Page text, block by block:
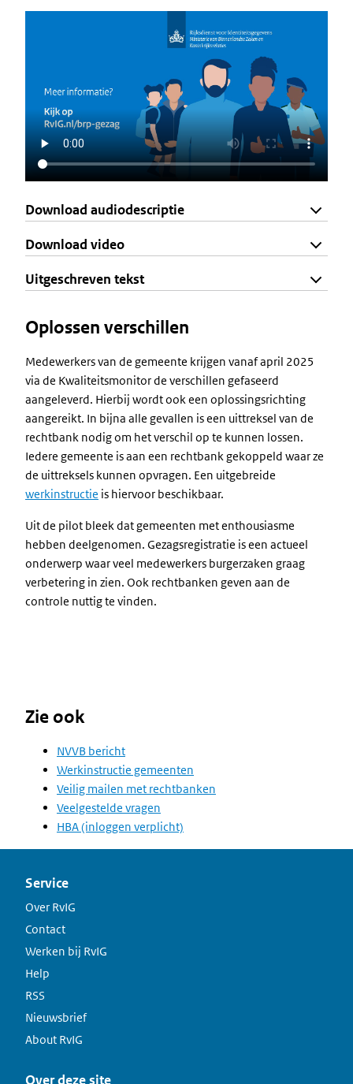
Download audiodescriptie
Download video
Uitgeschreven tekst
Oplossen verschillen
Medewerkers van de gemeente krijgen vanaf april 2025
via de Kwaliteitsmonitor de verschillen gefaseerd
aangeleverd. Hierbij wordt ook een oplossingsrichting
aangereikt. In bijna alle gevallen is een uittreksel van de
rechtbank nodig om het verschil op te kunnen lossen.
Iedere gemeente is aan een rechtbank gekoppeld waar ze
de uittreksels kunnen opvragen. Een uitgebreide
werkinstructie is hiervoor beschikbaar.
Uit de pilot bleek dat gemeenten met enthousiasme
hebben deelgenomen. Gezagsregistratie is een actueel
onderwerp waar veel medewerkers burgerzaken graag
verbetering in zien. Ook rechtbanken geven aan de
controle nuttig te vinden.
Zie ook
NVVB bericht
Werkinstructie gemeenten
Veilig mailen met rechtbanken
Veelgestelde vragen
HBA (inloggen verplicht)
Service
Over RvIG
Contact
Werken bij RvIG
Help
RSS
Nieuwsbrief
About RvIG
Over deze site